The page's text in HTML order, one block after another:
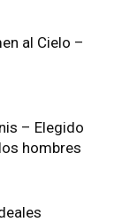
al Cielo –
– Elegido
hombres